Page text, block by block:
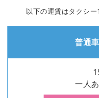
以下の運賃はタクシー
普通
一人